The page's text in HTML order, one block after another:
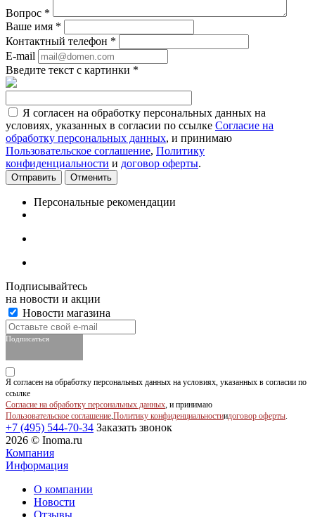
Вопрос *
Ваше имя *
Контактный телефон *
E-mail
Введите текст с картинки *
Я согласен на обработку персональных данных на
условиях, указанных в согласии по ссылке Согласие на
обработку персональных данных, и принимаю
Пользовательское соглашение, Политику
конфиденциальности и договор оферты.
Отменить
Персональные рекомендации
Подписывайтесь
на новости и акции
Новости магазина
Подписаться
Я согласен на обработку персональных данных на условиях, указанных в согласии по
ссылке
Согласие на обработку персональных данных, и принимаю
Пользовательское соглашение,Политику конфиденциальностиидоговор оферты.
+7 (495) 544-70-34 Заказать звонок
2026 © Inoma.ru
Компания
Информация
О компании
Новости